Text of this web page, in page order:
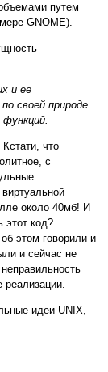
путем
GNOME).
и ее
своей природе
что
с
около 40мб! И
этот код?
этом говорили и
и сейчас не
реализации.
идеи UNIX,